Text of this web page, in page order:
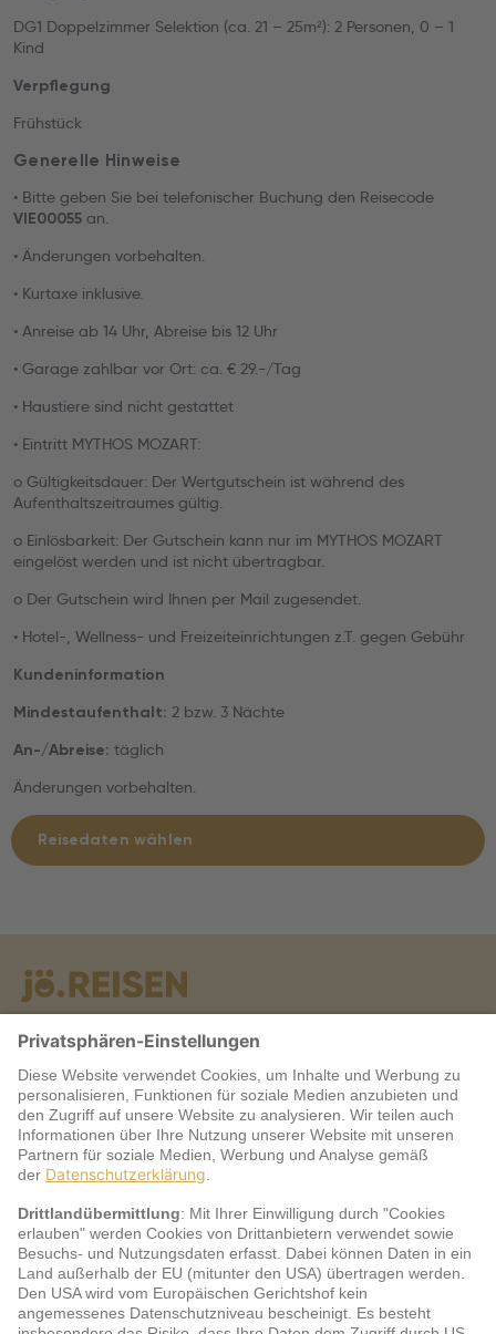
DG1 Doppelzimmer Selektion (ca. 21 – 25m²): 2 Personen, 0 – 1
Kind
Verpflegung
Frühstück
Generelle Hinweise
• Bitte geben Sie bei telefonischer Buchung den Reisecode
VIE00055 an.
• Änderungen vorbehalten.
• Kurtaxe inklusive.
• Anreise ab 14 Uhr, Abreise bis 12 Uhr
• Garage zahlbar vor Ort: ca. € 29.-/Tag
• Haustiere sind nicht gestattet
• Eintritt MYTHOS MOZART:
o Gültigkeitsdauer: Der Wertgutschein ist während des
Aufenthaltszeitraumes gültig.
o Einlösbarkeit: Der Gutschein kann nur im MYTHOS MOZART
eingelöst werden und ist nicht übertragbar.
o Der Gutschein wird Ihnen per Mail zugesendet.
• Hotel-, Wellness- und Freizeiteinrichtungen z.T. gegen Gebühr
Kundeninformation
Mindestaufenthalt: 2 bzw. 3 Nächte
An-/Abreise: täglich
Änderungen vorbehalten.
Reisedaten wählen
Warum jö?
Service
jö Bonus Club Partner